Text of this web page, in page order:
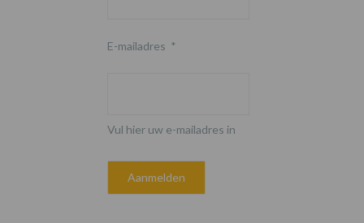
E-mailadres *
Vul hier uw e-mailadres in